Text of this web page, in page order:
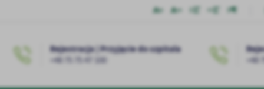
Rejestracja | Przyjęcie do szpitala
+48 75 75 47 100
+48